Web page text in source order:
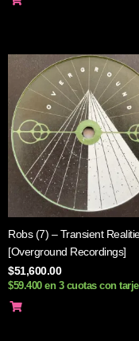
Robs (7) – Transient
[Overground Recordings]
$51,600.00
$59.400 en 3 cuotas con